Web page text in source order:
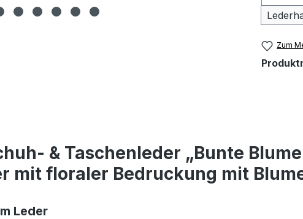
Zum
& Taschenleder „Bunte
mit floraler Bedruckung mit
Leder